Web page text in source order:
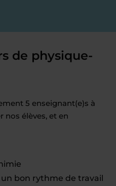
de physique-
5 enseignant(e)s à
nos élèves, et en
bon rythme de travail